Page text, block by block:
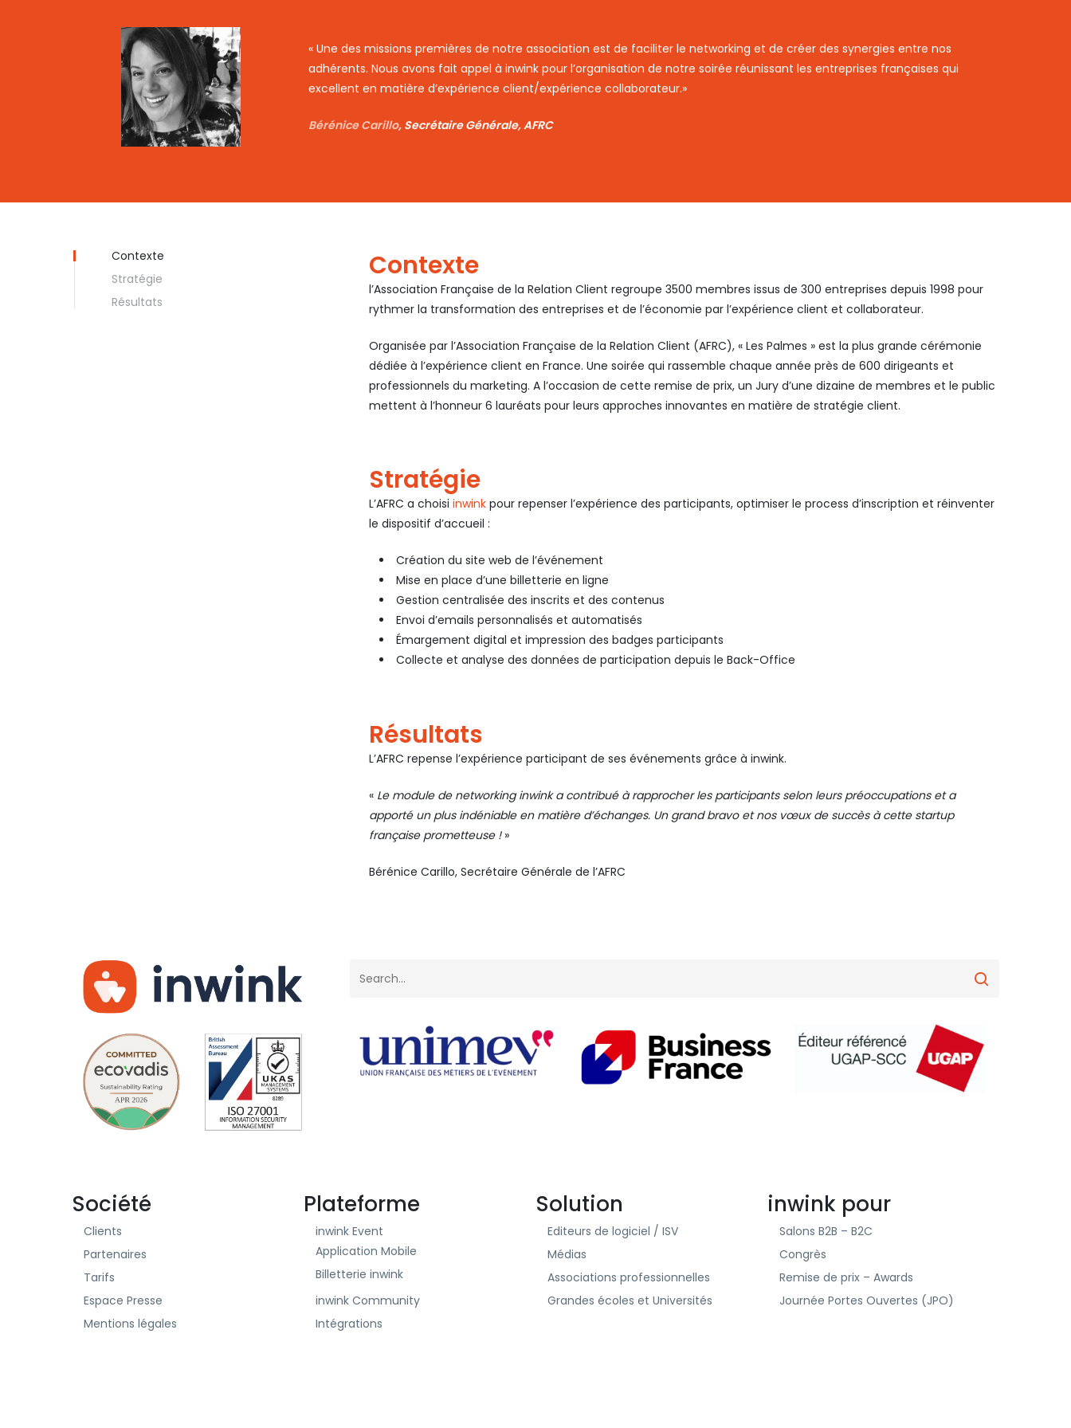
« Une des missions premières de notre association est de faciliter le networking et de créer des synergies entre nos
adhérents. Nous avons fait appel à inwink pour l’organisation de notre soirée réunissant les entreprises françaises qui
excellent en matière d’expérience client/expérience collaborateur.»
Bérénice Carillo, Secrétaire Générale, AFRC
Contexte
Stratégie
Résultats
Contexte
l’Association Française de la Relation Client regroupe 3500 membres issus de 300 entreprises depuis 1998 pour
rythmer la transformation des entreprises et de l’économie par l’expérience client et collaborateur.
Organisée par l’Association Française de la Relation Client (AFRC), « Les Palmes » est la plus grande cérémonie
dédiée à l’expérience client en France. Une soirée qui rassemble chaque année près de 600 dirigeants et
professionnels du marketing. A l’occasion de cette remise de prix, un Jury d’une dizaine de membres et le public
mettent à l’honneur 6 lauréats pour leurs approches innovantes en matière de stratégie client.
Stratégie
L’AFRC a choisi inwinkpour repenser l’expérience des participants, optimiser le process d’inscription et réinventer
le dispositif d’accueil :
Création du site web de l’événement
Mise en place d’une billetterie en ligne
Gestion centralisée des inscrits et des contenus
Envoi d’emails personnalisés et automatisés
Émargement digital et impression des badges participants
Collecte et analyse des données de participation depuis le Back-Office
Résultats
L’AFRC repense l’expérience participant de ses événements grâce à inwink.
« Le module de networking inwink a contribué à rapprocher les participants selon leurs préoccupations et a
apporté un plus indéniable en matière d’échanges. Un grand bravo et nos vœux de succès à cette startup
française prometteuse !»
Bérénice Carillo, Secrétaire Générale de l’AFRC
Société
Clients
Partenaires
Tarifs
Espace Presse
Mentions légales
Plateforme
inwink Event
Application Mobile
Billetterie inwink
inwink Community
Intégrations
Solution
Editeurs de logiciel / ISV
Médias
Associations professionnelles
Grandes écoles et Universités
inwink pour
Salons B2B – B2C
Congrès
Remise de prix – Awards
Journée Portes Ouvertes (JPO)